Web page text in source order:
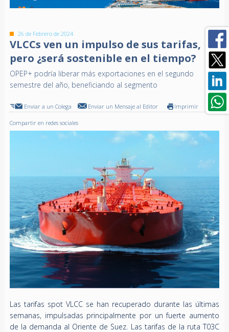
26 de Febrero de 2024
VLCCs ven un impulso de sus tarifas,
pero ¿será sostenible en el tiempo?
OPEP+ podría liberar más exportaciones en el segundo
semestre del año, beneficiando al segmento
Enviar a un Colega Enviar un Mensaje al Editor Imprimir
Compartir en redes sociales
Las tarifas spot VLCC se han recuperado durante las últimas
semanas, impulsadas principalmente por un fuerte aumento
de la demanda al Oriente de Suez. Las tarifas de la ruta T03C